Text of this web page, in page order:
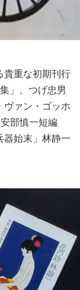
貴重な初期刊行
」、つげ忠男
ヴァン・ゴッホ
部慎一短編
器始末」林静一